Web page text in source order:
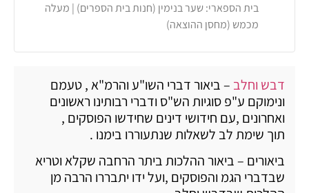
בית הספארי: שער בנימין (חנות בית הספרים) | מעלה
מכמש (מחסן ההוצאה)
דבש וחלב – ביאור דברי השו"ע והרמ"א , טעמם
ונימוקם ע"פ סוגיות הש"ס ודברי רבותינו ראשונים
ואחרונים ,עם חידושי דינים שחידשו הפוסקים ,
תוך שימת לב לשאלות שנתעוררו בימנו .
ביאורים – ביאור ההלכות ביתר הרחבה שקלא וטריא
שבדברי הגמ והפוסקים ,ועל ידו יתבררו הרבה מן